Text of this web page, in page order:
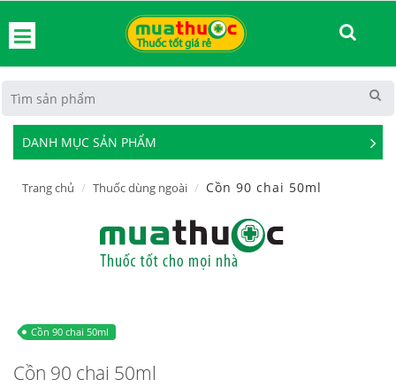
DANH MỤC SẢN PHẨM
See
Trang chủ Thuốc dùng ngoài Cồn 90 chai 50ml
Cồn 90 chai 50ml
Cồn 90 chai 50ml